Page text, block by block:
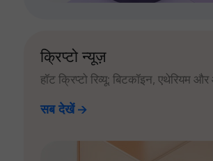
क्रिप्टो न्यूज़
हॉट क्रिप्टो रिव्यू: बिटकॉइन, एथेरियम
सब देखें